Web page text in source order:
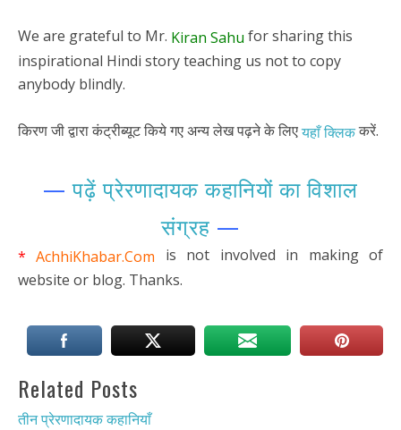
We are grateful to Mr. Kiran Sahu for sharing this
inspirational Hindi story teaching us not to copy
anybody blindly.
किरण जी द्वारा कंट्रीब्यूट किये गए अन्य लेख पढ़ने के लिएयहाँ क्लिककरें.
— पढ़ेंप्रेरणादायक कहानियों का विशाल
संग्रह —
* AchhiKhabar.Com is not involved in making of
website or blog. Thanks.
Related Posts
तीन प्रेरणादायक कहानियाँ